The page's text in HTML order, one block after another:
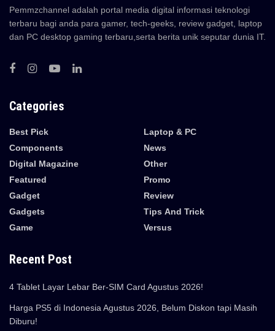
Pemmzchannel adalah portal media digital informasi teknologi
terbaru bagi anda para gamer, tech-geeks, review gadget, laptop
dan PC desktop gaming terbaru,serta berita unik seputar dunia IT.
Categories
Best Pick
Components
Digital Magazine
Featured
Gadget
Gadgets
Game
Laptop & PC
News
Other
Promo
Review
Tips And Trick
Versus
Recent Post
4 Tablet Layar Lebar Ber-SIM Card Agustus 2026!
Harga PS5 di Indonesia Agustus 2026, Belum Diskon tapi Masih
Diburu!